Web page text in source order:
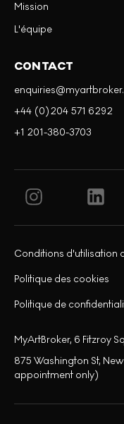
Mission
L'équipe
CONTACT
+44 (0)204 571 6292
+1 201-380-3703
Politique de
Politique des cookies
Conditions d'utilisation
MyArtBroker, 6 Fitzroy
875 Washington St,
appointment only)